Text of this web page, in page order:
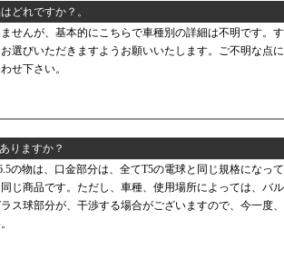
どれですか？。
せんが、基本的にこちらで車種別の詳細は不明です。
選びいただきますようお願いいたします。ご不明な点
せ下さい。
りますか？
の物は、口金部分は、全てT5の電球と同じ規格になっ
じ商品です。ただし、車種、使用場所によっては、バ
ス球部分が、干渉する場合がございますので、今一度